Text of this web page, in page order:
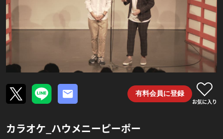
有料会員に登録
お気に入り
カラオケ_ハウメニーピーポー